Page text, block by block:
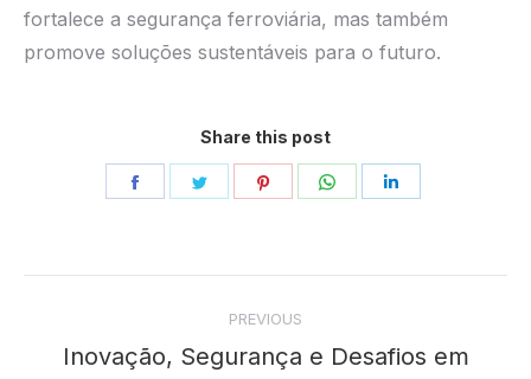
fortalece a segurança ferroviária, mas também
promove soluções sustentáveis para o futuro.
Share this post
Share
Share
Share
Share
navigation
PREVIOUS
Inovação, Segurança e Desafios em